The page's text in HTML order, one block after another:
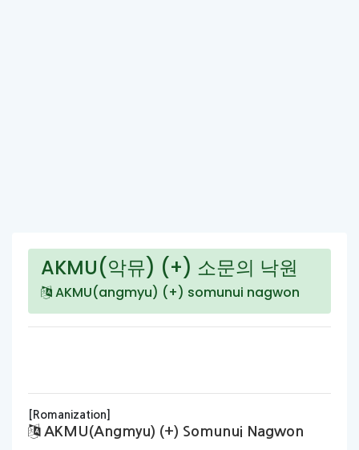
AKMU(악뮤) (+) 소문의 낙원
AKMU(angmyu) (+) somunui nagwon
[Romanization]
AKMU(angmyu) (+) Somunui Nagwon